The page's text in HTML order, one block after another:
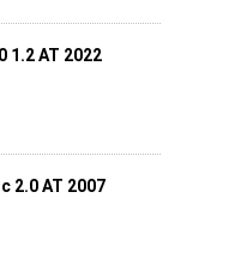
1.2 AT 2022
2.0 AT 2007